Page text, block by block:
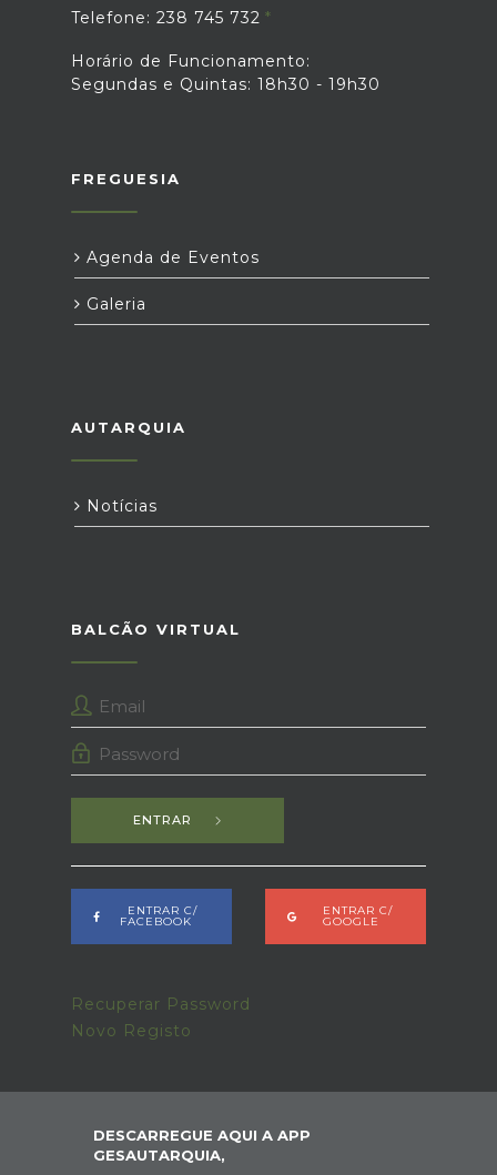
Telefone: 238 745 732
Horário de Funcionamento:
Segundas e Quintas: 18h30 - 19h30
FREGUESIA
Agenda de Eventos
Galeria
AUTARQUIA
Notícias
BALCÃO VIRTUAL
ENTRAR
ENTRAR C/
FACEBOOK
ENTRAR C/
GOOGLE
Recuperar Password
Novo Registo
DESCARREGUE AQUI A APP
GESAUTARQUIA,